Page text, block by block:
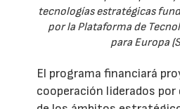
tecnologías estratégicas
por la Plataforma de
para Europa
El programa financiará
cooperación liderados